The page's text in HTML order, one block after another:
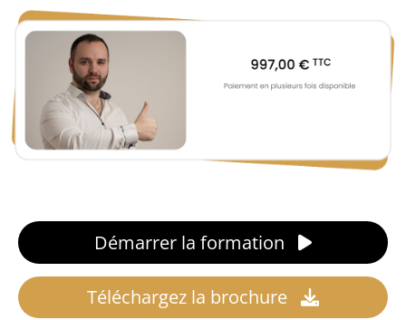
Démarrer la formation
Téléchargez la brochure